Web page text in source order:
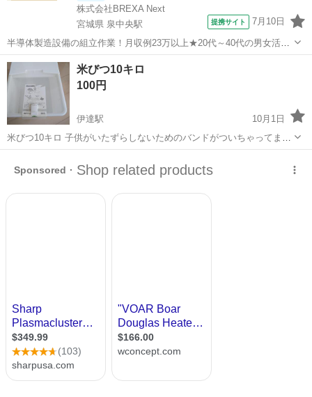
株式会社BREXA Next
宮城県 泉中央駅
提携サイト 7月10日
半導体製造設備の組立作業！月収例23万以上★20代～40代の男女活躍
中中！社会保険完備！送迎あり！◎マイカー通勤OK＆無料駐車場完
備！作業着無償貸与◎食堂利用可★《宮城県黒川郡大和町》 人気の工
場のお仕事 ◇半導体製造設備...
宮城 泉中央駅 その他
米びつ10キロ
100円
伊達駅
10月1日
米びつ10キロ 子供がいたずらしないためのバンドがついちゃってます
が 使用には問題ないと思います お取り引きは伊達市〜福島市 時間は
相談で よろしくお願いします！
よろしくお願いします